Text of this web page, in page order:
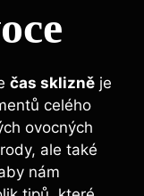
čas sklizně je
celého
ovocných
ale také
nám